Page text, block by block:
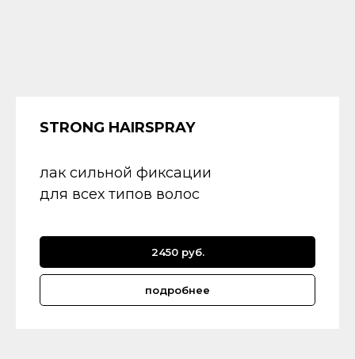
STRONG HAIRSPRAY
лак сильной фиксации
для всех типов волос
2450 руб.
подробнее